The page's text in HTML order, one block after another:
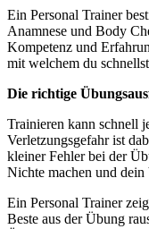
Ein Personal Trainer
Anamnese und Body
Kompetenz und
mit welchem du
Die richtige
Trainieren kann schnell
Verletzungsgefahr ist
kleiner Fehler bei der
Nichte machen und dein
Ein Personal Trainer
Beste aus der Übung